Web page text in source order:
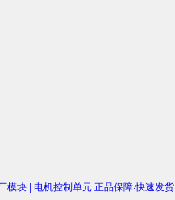
模块 | 电机控制单元 正品保障·快速发货